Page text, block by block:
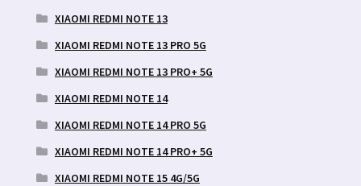
XIAOMI REDMI NOTE 13
XIAOMI REDMI NOTE 13 PRO 5G
XIAOMI REDMI NOTE 13 PRO+ 5G
XIAOMI REDMI NOTE 14
XIAOMI REDMI NOTE 14 PRO 5G
XIAOMI REDMI NOTE 14 PRO+ 5G
XIAOMI REDMI NOTE 15 4G/5G